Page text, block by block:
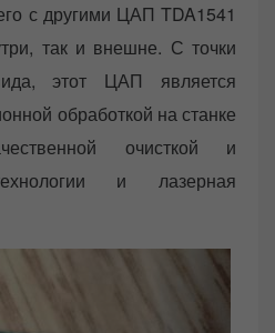
с другими ЦАП TDA1541
так и внешне. С точки
этот ЦАП является
обработкой на станке
очисткой и
и лазерная